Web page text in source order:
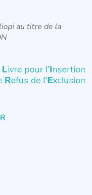
au titre de la